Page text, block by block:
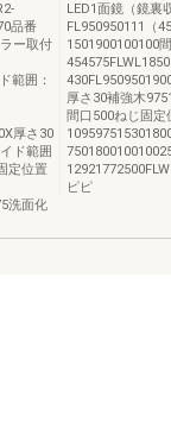
品番
ー取付
範囲：
厚さ30
ド範囲
定位置
洗面化
LED1面鏡（鏡
FL950950111（
1501900100100
厚さ30補強木
間口500ねじ固
ピピ